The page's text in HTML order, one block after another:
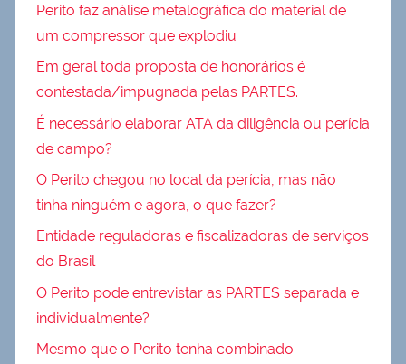
Perito faz análise metalográfica do material de
um compressor que explodiu
Em geral toda proposta de honorários é
contestada/impugnada pelas PARTES.
É necessário elaborar ATA da diligência ou perícia
de campo?
O Perito chegou no local da perícia, mas não
tinha ninguém e agora, o que fazer?
Entidade reguladoras e fiscalizadoras de serviços
do Brasil
O Perito pode entrevistar as PARTES separada e
individualmente?
Mesmo que o Perito tenha combinado